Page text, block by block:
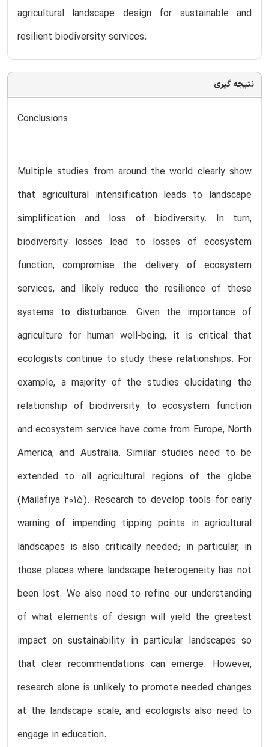
agricultural landscape design for sustainable and
resilient biodiversity services.
نتیجه گیری
Conclusions
Multiple studies from around the world clearly show
that agricultural intensification leads to landscape
simplification and loss of biodiversity. In turn,
biodiversity losses lead to losses of ecosystem
function, compromise the delivery of ecosystem
services, and likely reduce the resilience of these
systems to disturbance. Given the importance of
agriculture for human well-being, it is critical that
ecologists continue to study these relationships. For
example, a majority of the studies elucidating the
relationship of biodiversity to ecosystem function
and ecosystem service have come from Europe, North
America, and Australia. Similar studies need to be
extended to all agricultural regions of the globe
(Mailafiya 2015). Research to develop tools for early
warning of impending tipping points in agricultural
landscapes is also critically needed; in particular, in
those places where landscape heterogeneity has not
been lost. We also need to refine our understanding
of what elements of design will yield the greatest
impact on sustainability in particular landscapes so
that clear recommendations can emerge. However,
research alone is unlikely to promote needed changes
at the landscape scale, and ecologists also need to
engage in education.